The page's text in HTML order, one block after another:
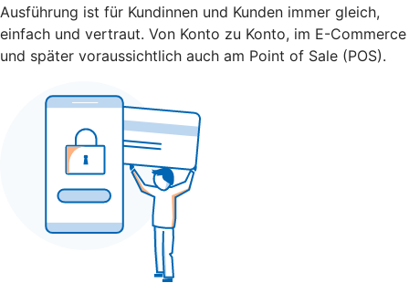
Ausführung ist für Kundinnen und Kunden immer gleich,
einfach und vertraut. Von Konto zu Konto, im E-Commerce
und später voraussichtlich auch am Point of Sale (POS).